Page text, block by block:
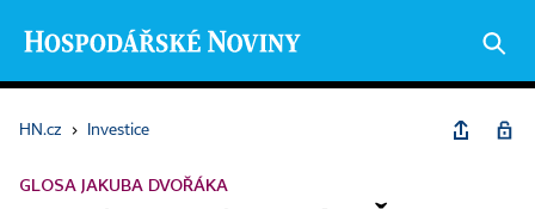
HN.cz › Investice
GLOSA JAKUBA DVOŘÁKA